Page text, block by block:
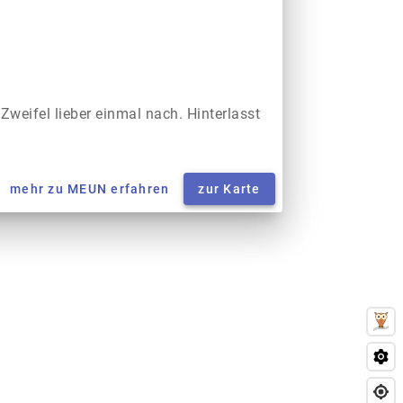
lieber einmal nach. Hinterlasst
mehr zu MEUN erfahren zur Karte